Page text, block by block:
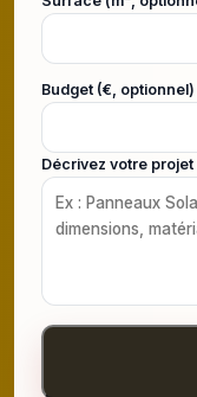
Budget (€, optionnel)
Décrivez votre projet